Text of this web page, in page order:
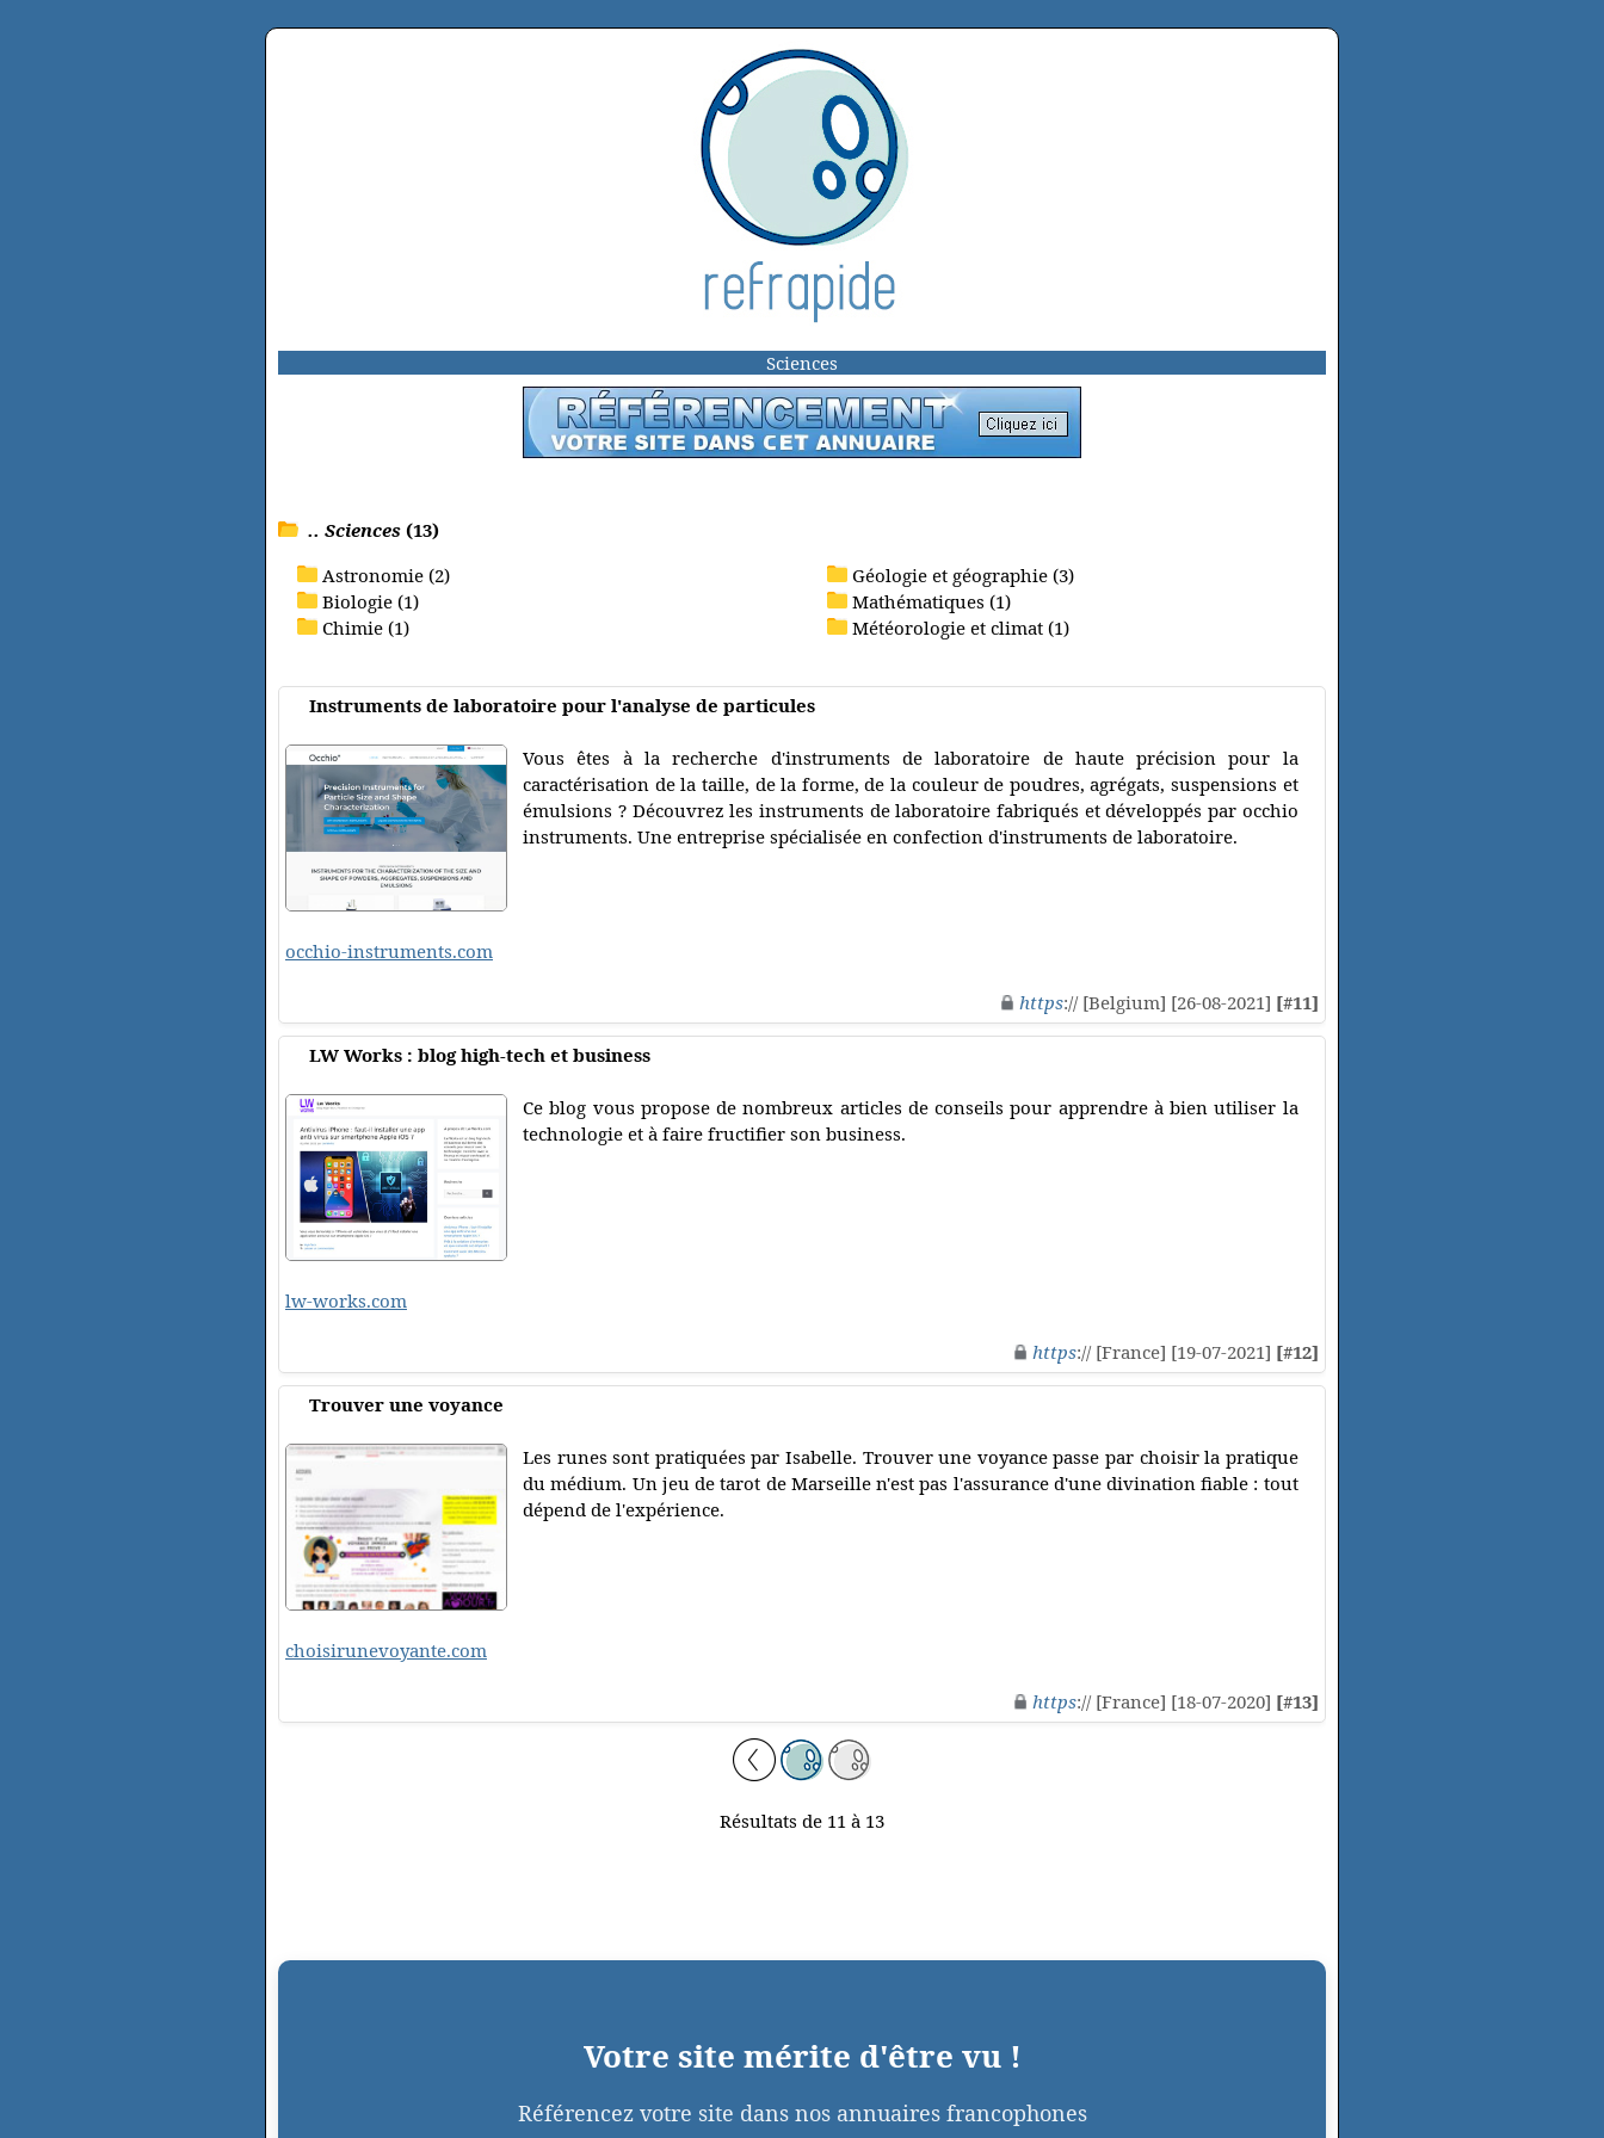
Sciences
.. Sciences (13)
Astronomie (2)
Biologie (1)
Chimie (1)
Géologie et géographie (3)
Mathématiques (1)
Météorologie et climat (1)
Instruments de laboratoire pour l'analyse de particules
Vous êtes à la recherche d'instruments de laboratoire de haute précision pour la
caractérisation de la taille, de la forme, de la couleur de poudres, agrégats, suspensions et
émulsions ? Découvrez les instruments de laboratoire fabriqués et développés par occhio
instruments. Une entreprise spécialisée en confection d'instruments de laboratoire.
occhio-instruments.com
https:// [Belgium] [26-08-2021] [#11]
LW Works : blog high-tech et business
Ce blog vous propose de nombreux articles de conseils pour apprendre à bien utiliser la
technologie et à faire fructifier son business.
lw-works.com
https:// [France] [19-07-2021] [#12]
Trouver une voyance
Les runes sont pratiquées par Isabelle. Trouver une voyance passe par choisir la pratique
du médium. Un jeu de tarot de Marseille n'est pas l'assurance d'une divination fiable : tout
dépend de l'expérience.
choisirunevoyante.com
https:// [France] [18-07-2020] [#13]
Résultats de 11 à 13
Votre site mérite d'être vu !
Référencez votre site dans nos annuaires francophones